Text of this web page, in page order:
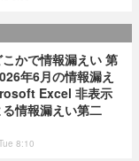
かで情報漏えい 第
年6月の情報漏え
Excel 非表示
情報漏えい第二
8:10